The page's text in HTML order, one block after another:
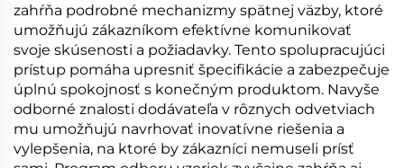
zahŕňa podrobné mechanizmy spätnej väzby, ktoré
umožňujú zákazníkom efektívne komunikovať
svoje skúsenosti a požiadavky. Tento spolupracujúci
prístup pomáha upresniť špecifikácie a zabezpečuje
úplnú spokojnosť s konečným produktom. Navyše
odborné znalosti dodávateľa v rôznych odvetviach
mu umožňujú navrhovať inovatívne riešenia a
vylepšenia, na ktoré by zákazníci nemuseli prísť